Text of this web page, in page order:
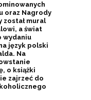
oraz Nagrody
został mural
a świat
wydaniu
język polski
Na
o książki
zajrzeć do